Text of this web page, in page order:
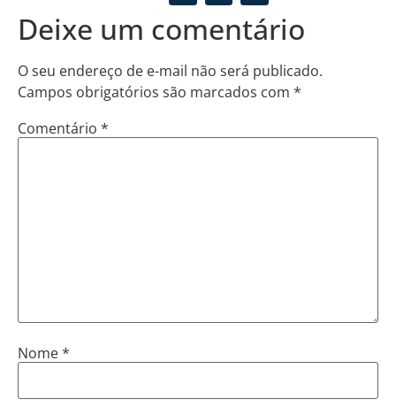
Deixe um comentário
O seu endereço de e-mail não será publicado.
Campos obrigatórios são marcados com *
Comentário *
Nome*